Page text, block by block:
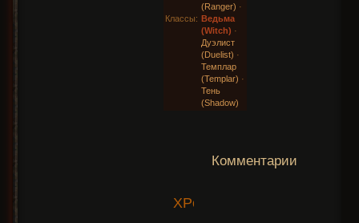
Классы:
(Ranger) ·
Ведьма
(Witch) ·
Дуэлист
(Duelist) ·
Темплар
(Templar) ·
Тень
(Shadow)
Комментарии
XPeHoPunK